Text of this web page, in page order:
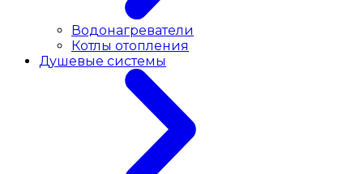
Водонагреватели
Котлы отопления
Душевые системы